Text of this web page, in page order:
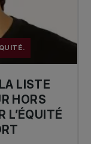
LISTE
HORS
L’ÉQUITÉ